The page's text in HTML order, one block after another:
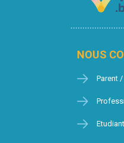
NOUS
Parent